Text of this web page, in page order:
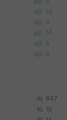
14
3
14
6
5
647
19